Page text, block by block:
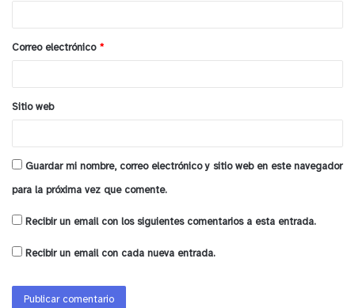
y tú, ¿qué opinas?
*
Correo electrónico *
Sitio web
Guardar mi nombre, correo electrónico y sitio web en este navegador
para la próxima vez que comente.
Recibir un email con los siguientes comentarios a esta entrada.
Recibir un email con cada nueva entrada.